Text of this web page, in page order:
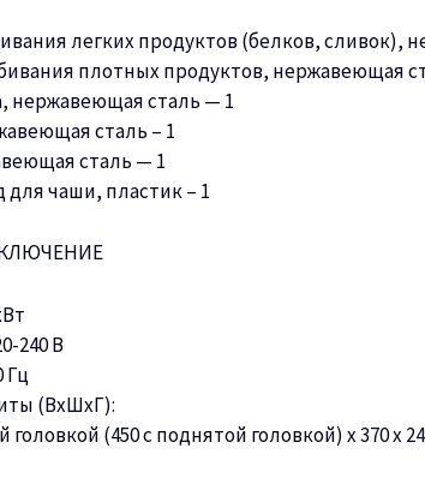
легких продуктов (белков, сливок),
плотных продуктов, нержавеющая
нержавеющая сталь — 1
сталь – 1
сталь — 1
чаши, пластик – 1
240 В
Гц
(ВхШхГ):
головкой (450 с поднятой головкой) х 370 х